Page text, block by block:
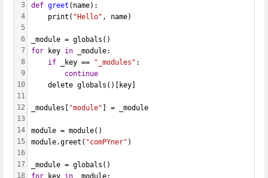
3
4
5
6
7
8
9
10
11
12
13
14
15
16
17
18
def greet (name):
    print(
"Hello" , name)
_module = globals()
for key in _module:
if _key == "_modules" :
continue
    delete globals()[key]
_modules[ "module" ] = _module
module = module()
module.greet( "comPYner" )
_module = globals()
for key in _module: